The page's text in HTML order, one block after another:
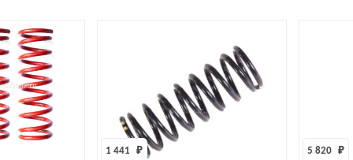
1 441 ₽ 5 820 ₽